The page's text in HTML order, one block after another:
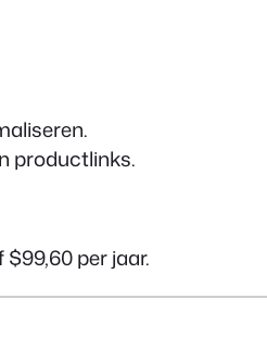
productlinks.
per jaar.